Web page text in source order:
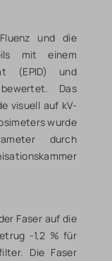
und die
mit einem
(EPID) und
Das
visuell auf kV-
wurde
durch
Faser auf die
-1,2 % für
Die Faser